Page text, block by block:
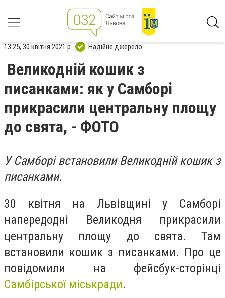
13:25, 30 квітня 2021 р. Надійне джерело
Великодній кошик з
писанками: як у Самборі
прикрасили центральну площу
до свята, - ФОТО
У Самборі встановили Великодній кошик з
писанками.
30 квітня на Львівщині у Самборі
напередодні Великодня прикрасили
центральну площу до свята. Там
встановили кошик з писанками. Про це
повідомили на фейсбук-сторінці
Самбірської міськради.